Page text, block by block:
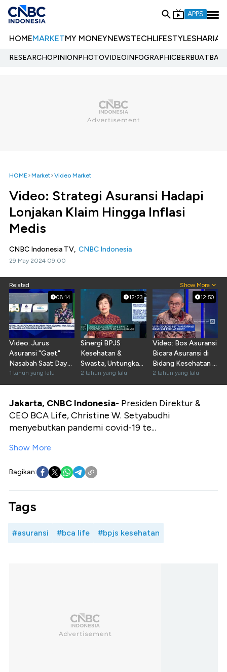
APPS
HOMEMARKETMY MONEYNEWSTECHLIFESTYLESHARIA
RESEARCHOPINIONPHOTOVIDEOINFOGRAPHIC
HOME Market Video Market
Video: Strategi Asuransi Hadapi
Lonjakan Klaim Hingga Inflasi
Medis
CNBC Indonesia TV, CNBC Indonesia
29 May 2024 09:00
Related Show More
08:14
Video: Jurus
Asuransi "Gaet"
Nasabah Saat Daya
Beli Melemah di
2025
1 tahun yang lalu
12:23
Sinergi BPJS
Kesehatan &
Swasta, Untungkan
Pasien Hingga
Asuransi?
2 tahun yang lalu
12:50
Video: Bos Asuransi
Bicara Asuransi di
Bidang Kesehatan &
Dampak KUPA
2 tahun yang lalu
Jakarta, CNBC Indonesia- Presiden Direktur &
CEO BCA Life, Christine W. Setyabudhi
menyebutkan pandemi covid-19 te...
Show More
Bagikan:
Tags
#asuransi #bca life #bpjs kesehatan